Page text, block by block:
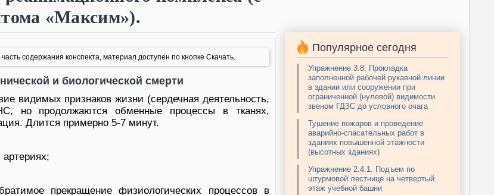
«Максим»).
содержания конспекта, материал доступен по кнопке Скачать.
и биологической смерти
видимых признаков жизни (сердечная деятельность,
но продолжаются обменные процессы в тканях,
Длится примерно 5-7 минут.
прекращение физиологических процессов в
Популярное сегодня
Упражнение 3.8. Прокладка
заполненной рабочей рукавной линии
в здании или сооружении при
ограниченной (нулевой) видимости
звеном ГДЗС до условного очага
Тушение пожаров и проведение
аварийно-спасательных работ в
зданиях повышенной этажности
(высотных зданиях)
Упражнение 2.4.1. Подъем по
штурмовой лестнице на четвертый
этаж учебной башни